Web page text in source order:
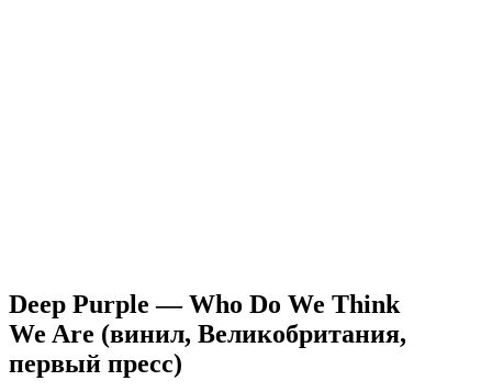
Deep Purple — Who Do We Think
We Are (винил, Великобритания,
первый пресс)